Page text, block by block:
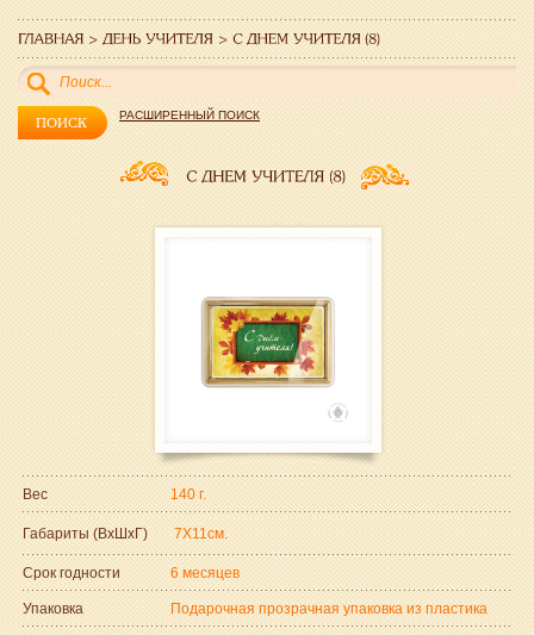
РАСШИРЕННЫЙ ПОИСК
Вес 140 г.
Габариты (ВxШxГ) 7Х11см.
Срок годности 6 месяцев
Упаковка Подарочная прозрачная упаковка из пластика